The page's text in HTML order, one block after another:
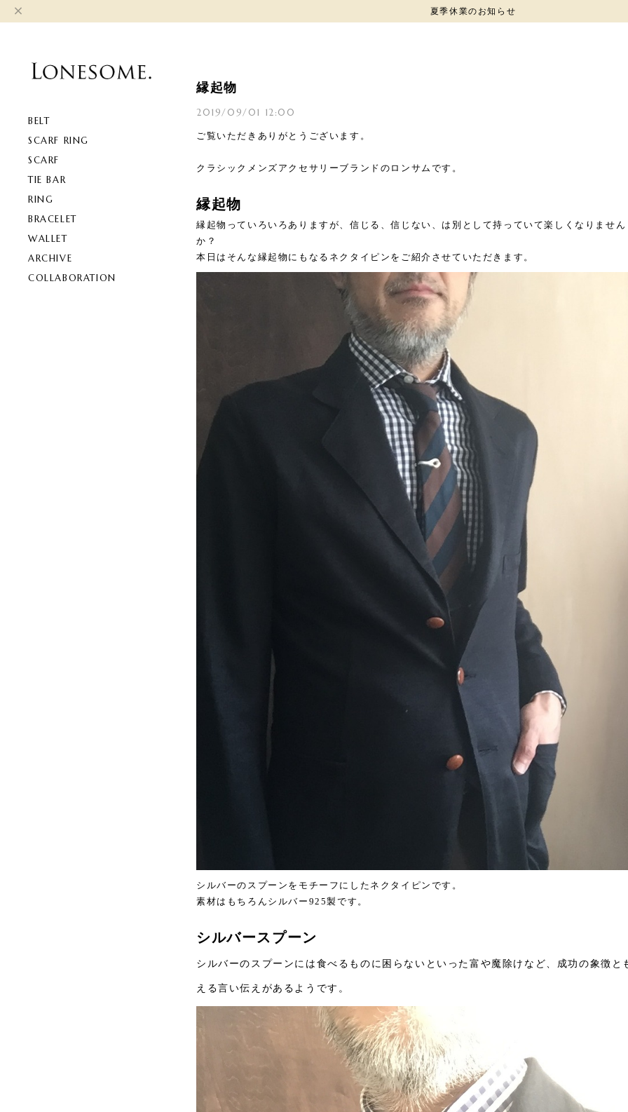
夏季休業のお知らせ
BELT
SCARF RING
SCARF
TIE BAR
RING
BRACELET
WALLET
ARCHIVE
COLLABORATION
縁起物
2019/09/01 12:00
ご覧いただきありがとうございます。
クラシックメンズアクセサリーブランドのロンサムです。
縁起物
縁起物っていろいろありますが、信じる、信じない、は別として持っていて楽しくなりません
か？
本日はそんな縁起物にもなるネクタイピンをご紹介させていただきます。
シルバーのスプーンをモチーフにしたネクタイピンです。
素材はもちろんシルバー925製です。
シルバースプーン
シルバーのスプーンには食べるものに困らないといった富や魔除けなど、成功の象徴と
える言い伝えがあるようです。